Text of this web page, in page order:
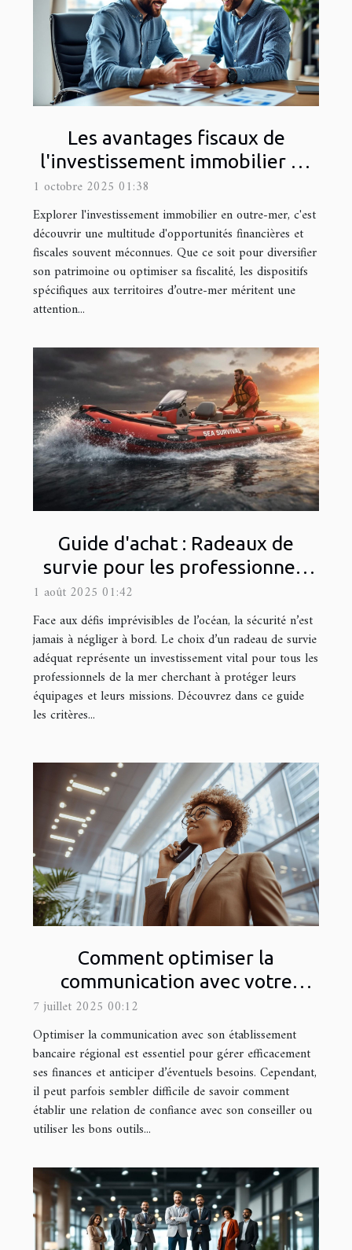
Les avantages fiscaux de
l'investissement immobilier en
outre-mer
1 octobre 2025 01:38
Explorer l'investissement immobilier en outre-mer, c'est
découvrir une multitude d'opportunités financières et
fiscales souvent méconnues. Que ce soit pour diversifier
son patrimoine ou optimiser sa fiscalité, les dispositifs
spécifiques aux territoires d’outre-mer méritent une
attention...
Guide d'achat : Radeaux de
survie pour les professionnels
1 août 2025 01:42
Face aux défis imprévisibles de l’océan, la sécurité n’est
jamais à négliger à bord. Le choix d’un radeau de survie
adéquat représente un investissement vital pour tous les
professionnels de la mer cherchant à protéger leurs
équipages et leurs missions. Découvrez dans ce guide
les critères...
Comment optimiser la
communication avec votre
banque régionale ?
7 juillet 2025 00:12
Optimiser la communication avec son établissement
bancaire régional est essentiel pour gérer efficacement
ses finances et anticiper d’éventuels besoins. Cependant,
il peut parfois sembler difficile de savoir comment
établir une relation de confiance avec son conseiller ou
utiliser les bons outils...